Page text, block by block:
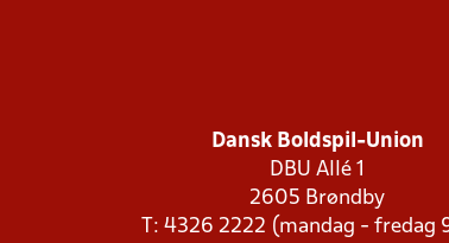
Dansk Boldspil-Union
DBU Allé 1
2605 Brøndby
T: 4326 2222 (mandag - fredag